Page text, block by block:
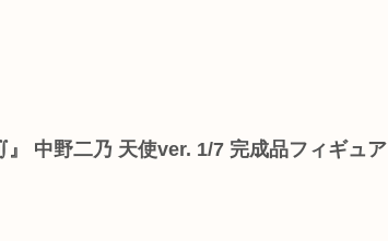
中野二乃 天使ver. 1/7 完成品フィギュア